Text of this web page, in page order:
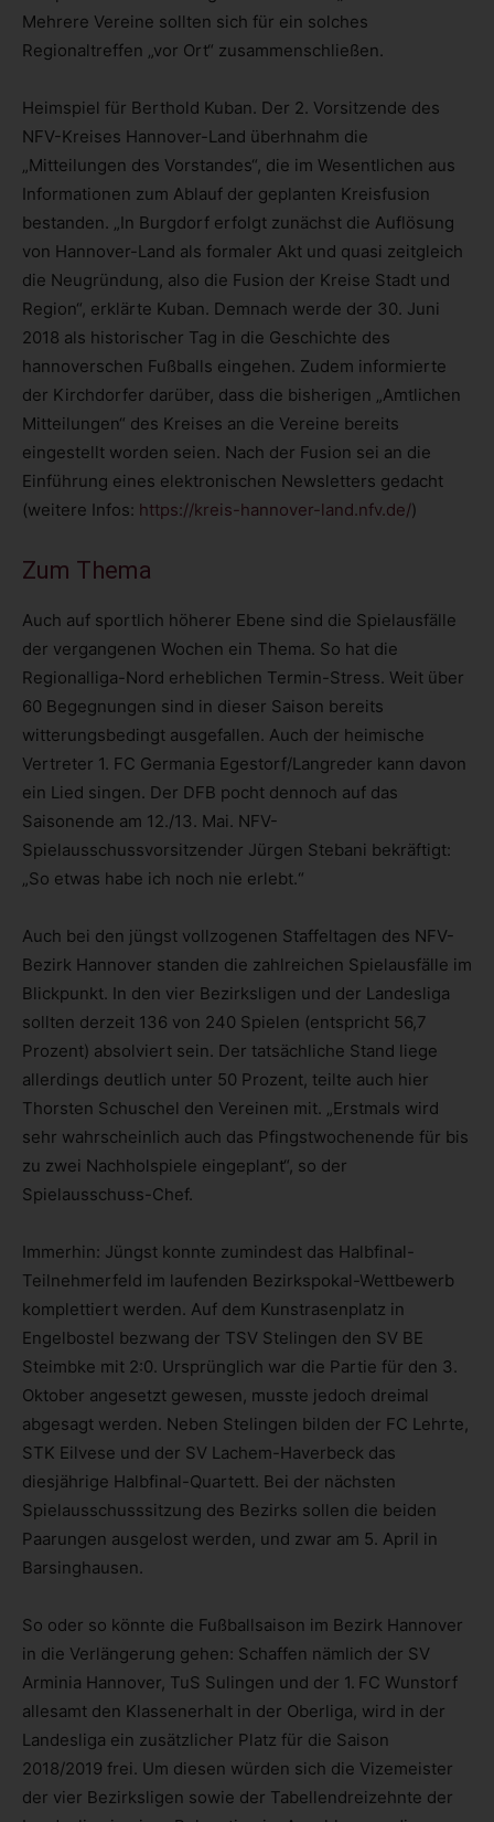
Mehrere Vereine sollten sich für ein solches
Regionaltreffen „vor Ort“ zusammenschließen.
Heimspiel für Berthold Kuban. Der 2. Vorsitzende des
NFV-Kreises Hannover-Land überhnahm die
„Mitteilungen des Vorstandes“, die im Wesentlichen aus
Informationen zum Ablauf der geplanten Kreisfusion
bestanden. „In Burgdorf erfolgt zunächst die Auflösung
von Hannover-Land als formaler Akt und quasi zeitgleich
die Neugründung, also die Fusion der Kreise Stadt und
Region“, erklärte Kuban. Demnach werde der 30. Juni
2018 als historischer Tag in die Geschichte des
hannoverschen Fußballs eingehen. Zudem informierte
der Kirchdorfer darüber, dass die bisherigen „Amtlichen
Mitteilungen“ des Kreises an die Vereine bereits
eingestellt worden seien. Nach der Fusion sei an die
Einführung eines elektronischen Newsletters gedacht
(weitere Infos: https://kreis-hannover-land.nfv.de/)
Zum Thema
Auch auf sportlich höherer Ebene sind die Spielausfälle
der vergangenen Wochen ein Thema. So hat die
Regionalliga-Nord erheblichen Termin-Stress. Weit über
60 Begegnungen sind in dieser Saison bereits
witterungsbedingt ausgefallen. Auch der heimische
Vertreter 1. FC Germania Egestorf/Langreder kann davon
ein Lied singen. Der DFB pocht dennoch auf das
Saisonende am 12./13. Mai. NFV-
Spielausschussvorsitzender Jürgen Stebani bekräftigt:
„So etwas habe ich noch nie erlebt.“
Auch bei den jüngst vollzogenen Staffeltagen des NFV-
Bezirk Hannover standen die zahlreichen Spielausfälle im
Blickpunkt. In den vier Bezirksligen und der Landesliga
sollten derzeit 136 von 240 Spielen (entspricht 56,7
Prozent) absolviert sein. Der tatsächliche Stand liege
allerdings deutlich unter 50 Prozent, teilte auch hier
Thorsten Schuschel den Vereinen mit. „Erstmals wird
sehr wahrscheinlich auch das Pfingstwochenende für bis
zu zwei Nachholspiele eingeplant“, so der
Spielausschuss-Chef.
Immerhin: Jüngst konnte zumindest das Halbfinal-
Teilnehmerfeld im laufenden Bezirkspokal-Wettbewerb
komplettiert werden. Auf dem Kunstrasenplatz in
Engelbostel bezwang der TSV Stelingen den SV BE
Steimbke mit 2:0. Ursprünglich war die Partie für den 3.
Oktober angesetzt gewesen, musste jedoch dreimal
abgesagt werden. Neben Stelingen bilden der FC Lehrte,
STK Eilvese und der SV Lachem-Haverbeck das
diesjährige Halbfinal-Quartett. Bei der nächsten
Spielausschusssitzung des Bezirks sollen die beiden
Paarungen ausgelost werden, und zwar am 5. April in
Barsinghausen.
So oder so könnte die Fußballsaison im Bezirk Hannover
in die Verlängerung gehen: Schaffen nämlich der SV
Arminia Hannover, TuS Sulingen und der 1. FC Wunstorf
allesamt den Klassenerhalt in der Oberliga, wird in der
Landesliga ein zusätzlicher Platz für die Saison
2018/2019 frei. Um diesen würden sich die Vizemeister
der vier Bezirksligen sowie der Tabellendreizehnte der